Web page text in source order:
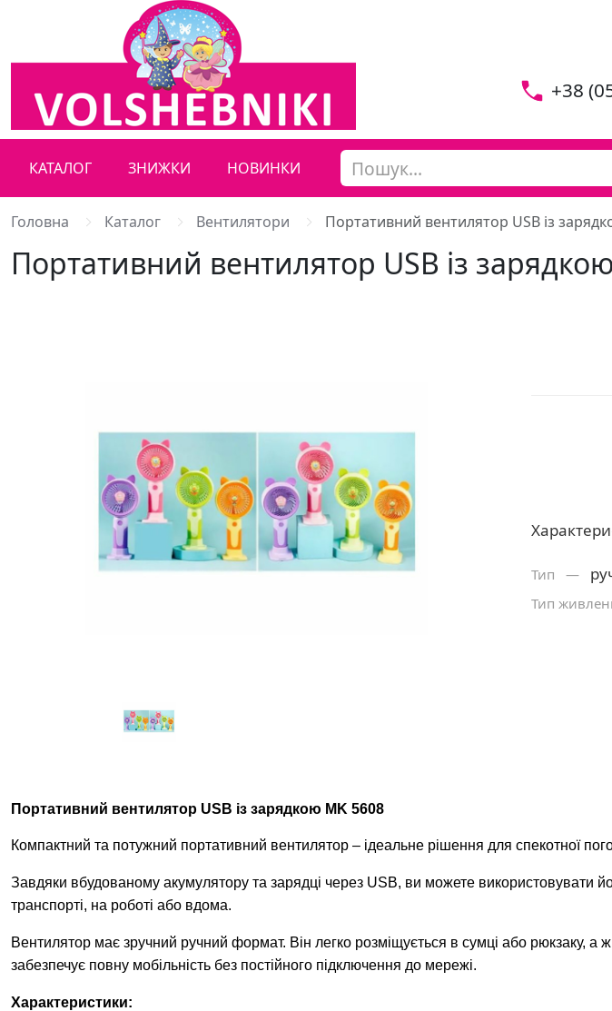
+38
КАТАЛОГ ЗНИЖКИ НОВИНКИ
Головна Каталог Вентилятори Портативний вентилятор USB із
Портативний вентилятор USB із
Тип —
Тип
Портативний вентилятор USB із зарядкою MK 5608
Компактний та потужний портативний вентилятор – ідеальне рішення для спекотної
Завдяки вбудованому акумулятору та зарядці через USB, ви можете використовувати
транспорті, на роботі або вдома.
Вентилятор має зручний ручний формат. Він легко розміщується в сумці або рюкзаку, а
забезпечує повну мобільність без постійного підключення до мережі.
Характеристики: